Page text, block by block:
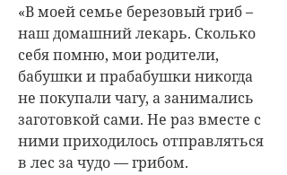
«В моей семье березовый гриб –
наш домашний лекарь. Сколько
себя помню, мои родители,
бабушки и прабабушки никогда
не покупали чагу, а занимались
заготовкой сами. Не раз вместе с
ними приходилось отправляться
в лес за чудо — грибом.